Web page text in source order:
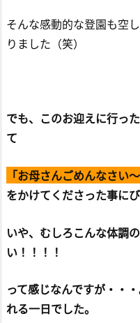
そんな感動的な登園も空
りました（笑）
でも、このお迎えに行っ
て
「お母さんごめんなさい
をかけてくださった事に
いや、むしろこんな体調
い！！！！
って感じなんですが・・
れる一日でした。